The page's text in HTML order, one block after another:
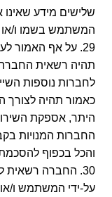
שלישים מידע שאינו
המשתמש בשמו ו/או
29. על אף האמור
תהיה רשאית
לחברות נוספות
היתר, אספקת
החברות המנויות
והכל בכפוף
30. החברה
על-ידי המשתמש ו/